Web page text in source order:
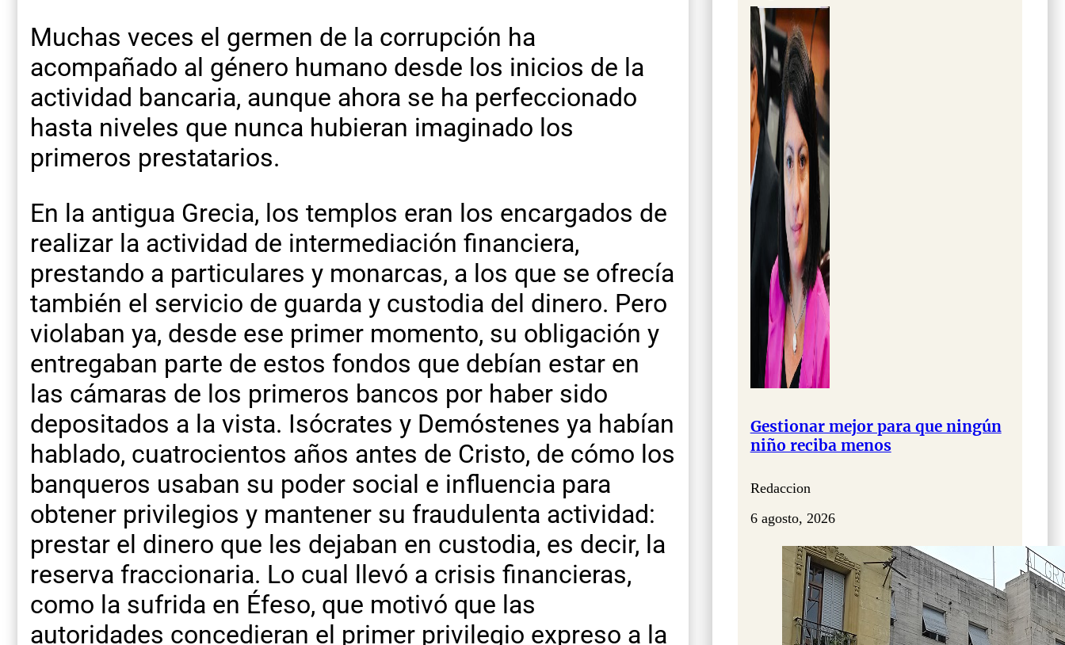
Muchas veces el germen de la corrupción ha
acompañado al género humano desde los inicios de la
actividad bancaria, aunque ahora se ha perfeccionado
hasta niveles que nunca hubieran imaginado los
primeros prestatarios.
En la antigua Grecia, los templos eran los encargados de
realizar la actividad de intermediación financiera,
prestando a particulares y monarcas, a los que se ofrecía
también el servicio de guarda y custodia del dinero. Pero
violaban ya, desde ese primer momento, su obligación y
entregaban parte de estos fondos que debían estar en
las cámaras de los primeros bancos por haber sido
depositados a la vista. Isócrates y Demóstenes ya habían
hablado, cuatrocientos años antes de Cristo, de cómo los
banqueros usaban su poder social e influencia para
obtener privilegios y mantener su fraudulenta actividad:
prestar el dinero que les dejaban en custodia, es decir, la
reserva fraccionaria. Lo cual llevó a crisis financieras,
como la sufrida en Éfeso, que motivó que las
autoridades concedieran el primer privilegio expreso a la
Gestionar mejor para que ningún
niño reciba menos
Redaccion
6 agosto, 2026